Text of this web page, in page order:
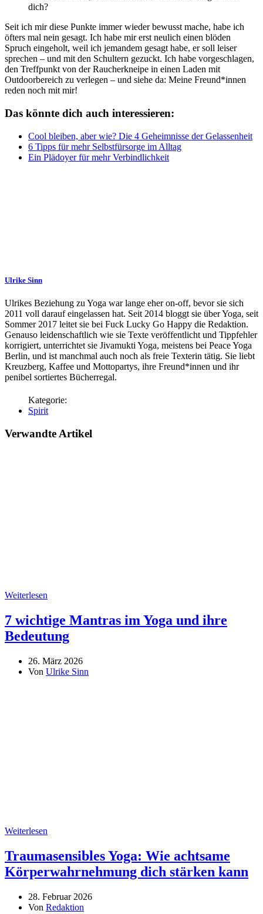
dich?
Seit ich mir diese Punkte immer wieder bewusst mache, habe ich
öfters mal nein gesagt. Ich habe mir erst neulich einen blöden
Spruch eingeholt, weil ich jemandem gesagt habe, er soll leiser
sprechen – und mit den Schultern gezuckt. Ich habe vorgeschlagen,
den Treffpunkt von der Raucherkneipe in einen Laden mit
Outdoorbereich zu verlegen – und siehe da: Meine Freund*innen
reden noch mit mir!
Das könnte dich auch interessieren:
Cool bleiben, aber wie? Die 4 Geheimnisse der Gelassenheit
6 Tipps für mehr Selbstfürsorge im Alltag
Ein Plädoyer für mehr Verbindlichkeit
Ulrike Sinn
Ulrikes Beziehung zu Yoga war lange eher on-off, bevor sie sich
2011 voll darauf eingelassen hat. Seit 2014 bloggt sie über Yoga, seit
Sommer 2017 leitet sie bei Fuck Lucky Go Happy die Redaktion.
Genauso leidenschaftlich wie sie Texte veröffentlicht und Tippfehler
korrigiert, unterrichtet sie Jivamukti Yoga, meistens bei Peace Yoga
Berlin, und ist manchmal auch noch als freie Texterin tätig. Sie liebt
Kreuzberg, Kaffee und Mottopartys, ihre Freund*innen und ihr
penibel sortiertes Bücherregal.
Spirit
Verwandte Artikel
Weiterlesen
7 wichtige Mantras im Yoga und ihre
Bedeutung
26. März 2026
Von Ulrike Sinn
Weiterlesen
Traumasensibles Yoga: Wie achtsame
Körperwahrnehmung dich stärken kann
28. Februar 2026
Von Redaktion